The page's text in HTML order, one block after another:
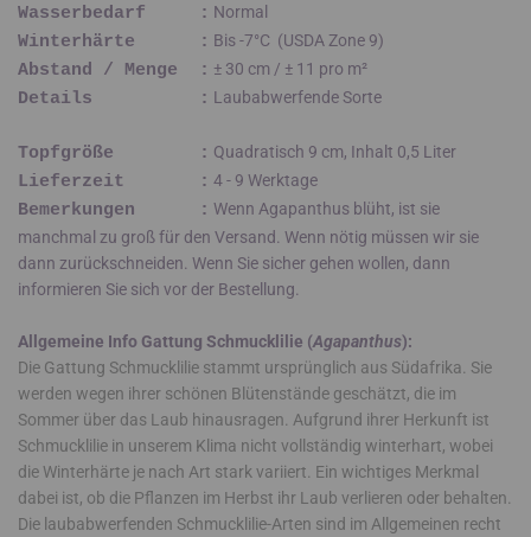
Wasserbedarf : Normal
Winterhärte : Bis -7°C (USDA Zone 9)
Abstand / Menge : ± 30 cm / ± 11 pro m²
Details : Laubabwerfende Sorte
Topfgröße : Quadratisch 9 cm, Inhalt 0,5 Liter
Lieferzeit : 4 - 9 Werktage
Bemerkungen : Wenn Agapanthus blüht, ist sie
manchmal zu groß für den Versand. Wenn nötig müssen wir sie
dann zurückschneiden. Wenn Sie sicher gehen wollen, dann
informieren Sie sich vor der Bestellung.
Allgemeine Info Gattung Schmucklilie (Agapanthus):
Die Gattung Schmucklilie stammt ursprünglich aus Südafrika. Sie
werden wegen ihrer schönen Blütenstände geschätzt, die im
Sommer über das Laub hinausragen. Aufgrund ihrer Herkunft ist
Schmucklilie in unserem Klima nicht vollständig winterhart, wobei
die Winterhärte je nach Art stark variiert. Ein wichtiges Merkmal
dabei ist, ob die Pflanzen im Herbst ihr Laub verlieren oder behalten.
Die laubabwerfenden Schmucklilie-Arten sind im Allgemeinen recht